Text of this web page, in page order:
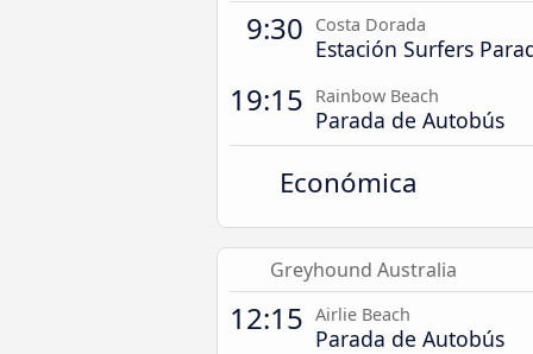
9:30 Costa Dorada
Estación Surfers
19:15 Rainbow Beach
Parada de Autobús
Económica
Greyhound Australia
12:15 Airlie Beach
Parada de Autobús